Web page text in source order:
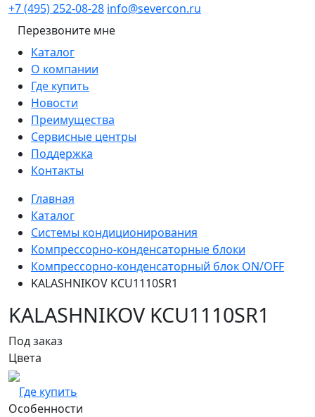
+7 (495) 252-08-28 info@severcon.ru
Перезвоните мне
Каталог
О компании
Где купить
Новости
Преимущества
Сервисные центры
Поддержка
Контакты
Главная
Каталог
Системы кондиционирования
Компрессорно-конденсаторные блоки
Компрессорно-конденсаторный блок ON/OFF
KALASHNIKOV KCU1110SR1
KALASHNIKOV KCU1110SR1
Под заказ
Цвета
Где купить
Особенности